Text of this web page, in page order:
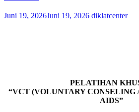
Juni 19, 2026Juni 19, 2026 diklatcenter
PELATIHAN
“VCT (VOLUNTARY CONSELING
AIDS”